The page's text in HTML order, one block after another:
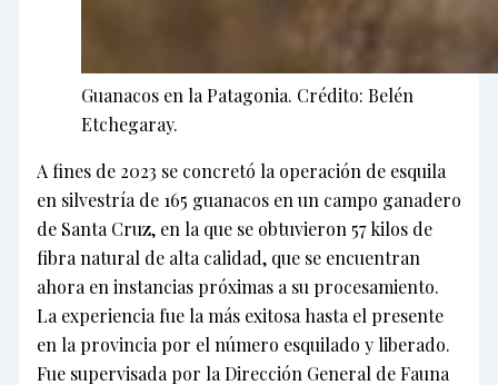
Guanacos en la Patagonia. Crédito: Belén
Etchegaray.
A fines de 2023 se concretó la operación de esquila
en silvestría de 165 guanacos en un campo ganadero
de Santa Cruz, en la que se obtuvieron 57 kilos de
fibra natural de alta calidad, que se encuentran
ahora en instancias próximas a su procesamiento.
La experiencia fue la más exitosa hasta el presente
en la provincia por el número esquilado y liberado.
Fue supervisada por la Dirección General de Fauna